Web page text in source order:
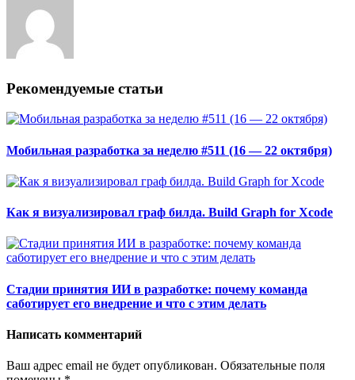
Рекомендуемые статьи
Мобильная разработка за неделю #511 (16 — 22 октября)
Как я визуализировал граф билда. Build Graph for Xcode
Стадии принятия ИИ в разработке: почему команда
саботирует его внедрение и что с этим делать
Написать комментарий
Ваш адрес email не будет опубликован. Обязательные поля